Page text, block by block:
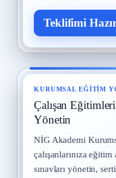
Teklifimi
KURUMSAL EĞITIM
Çalışan
Yönetin
NİG Akademi
çalışanlarınıza
sınavları yönetin,